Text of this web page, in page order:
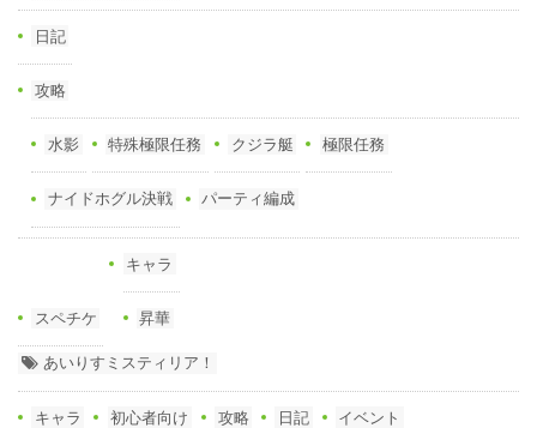
日記
攻略
水影 特殊極限任務 クジラ艇 極限任務
ナイドホグル決戦 パーティ編成
スペチケ
キャラ
昇華
あいりすミスティリア！
キャラ 初心者向け 攻略 日記 イベント